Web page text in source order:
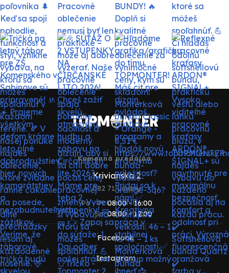
Kamenná predajňa
Krivianska 2
082 71 Lipany
Po - Pi:
So:
08:00 - 16:00
08:00 - 12:00
Facebook
Instagram